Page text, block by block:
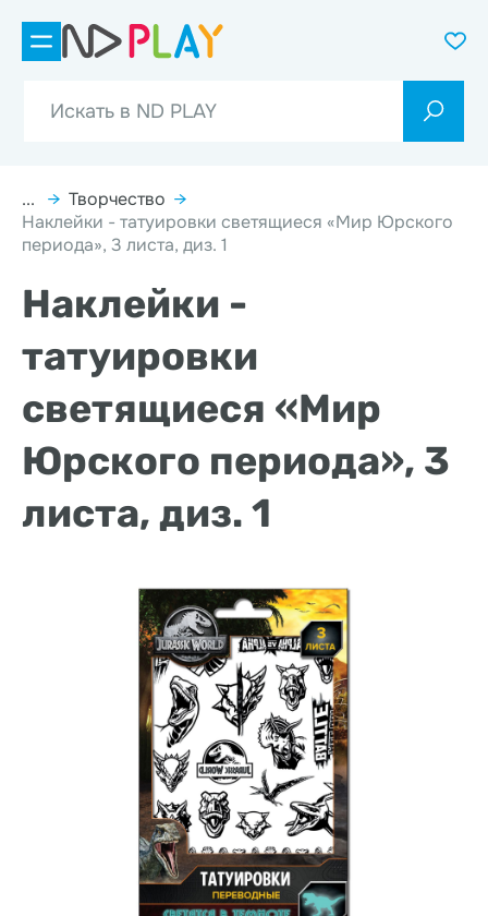
... → Творчество →
Наклейки - татуировки светящиеся «Мир Юрского
периода», 3 листа, диз. 1
Наклейки -
татуировки
светящиеся «Мир
Юрского периода», 3
листа, диз. 1